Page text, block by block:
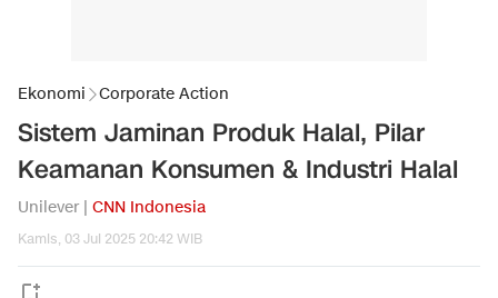
Ekonomi Corporate Action
Sistem Jaminan Produk Halal, Pilar
Keamanan Konsumen & Industri Halal
Unilever | CNN Indonesia
Kamis, 03 Jul 2025 20:42 WIB